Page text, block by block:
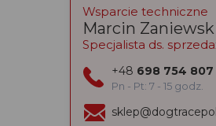
Wsparcie techniczne
Marcin
Specjalista ds.
+48 698 754 807
Pn - Pt: 7 - 15 godz.